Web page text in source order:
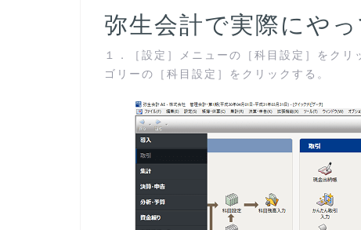
弥生会計で実際にや
１．［設定］メニューの［科目設定］をク
ゴリーの［科目設定］をクリックする。